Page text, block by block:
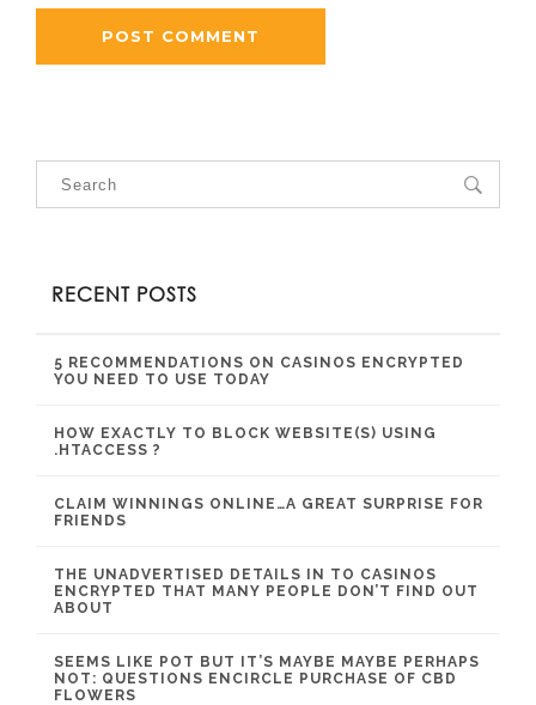
RECENT POSTS
5 RECOMMENDATIONS ON CASINOS ENCRYPTED
YOU NEED TO USE TODAY
HOW EXACTLY TO BLOCK WEBSITE(S) USING
.HTACCESS ?
CLAIM WINNINGS ONLINE…A GREAT SURPRISE FOR
FRIENDS
THE UNADVERTISED DETAILS IN TO CASINOS
ENCRYPTED THAT MANY PEOPLE DON’T FIND OUT
ABOUT
SEEMS LIKE POT BUT IT’S MAYBE MAYBE PERHAPS
NOT: QUESTIONS ENCIRCLE PURCHASE OF CBD
FLOWERS